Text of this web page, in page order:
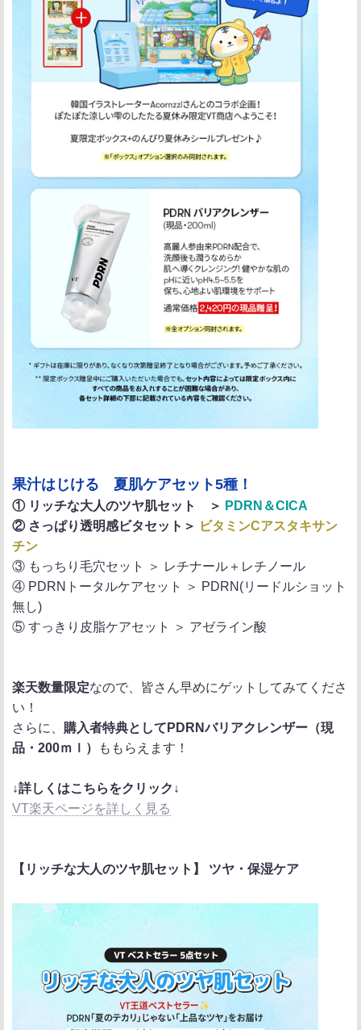
果汁はじける 夏肌ケアセット5種！
① リッチな大人のツヤ肌セット ＞ PDRN＆CICA
② さっぱり透明感ビタセット＞ ビタミンCアスタキサン
チン
③ もっちり毛穴セット ＞ レチナール＋レチノール
④ PDRNトータルケアセット ＞ PDRN(リードルショット
無し)
⑤ すっきり皮脂ケアセット ＞ アゼライン酸
楽天数量限定なので、皆さん早めにゲットしてみてくださ
い！
さらに、 購入者特典としてPDRNバリアクレンザー（現
品・200ｍｌ）
ももらえます！
↓詳しくはこちらをクリック↓
VT楽天ページを詳しく見る
【リッチな大人のツヤ肌セット】 ツヤ・保湿ケア